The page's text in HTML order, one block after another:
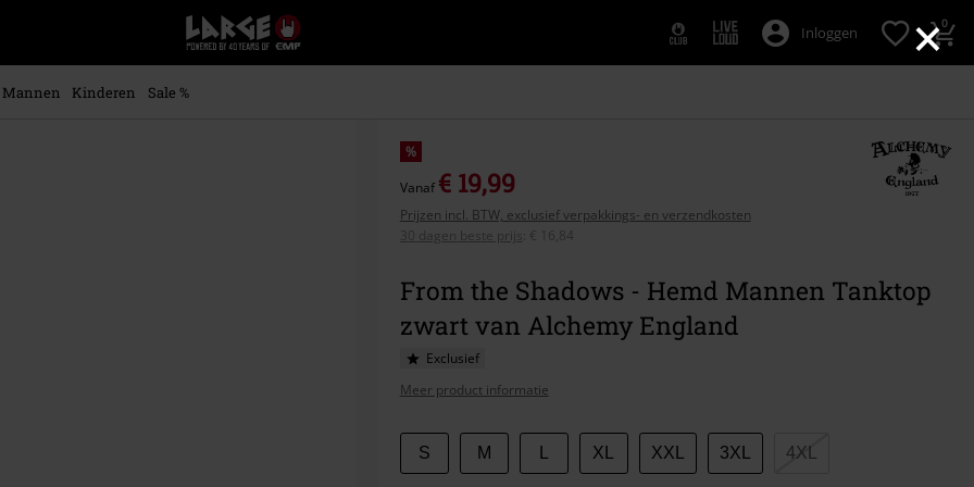
×
Large
–
Muziek-,
Inloggen 0
Mannen Kinderen
Sale %
%
Vanaf€ 19,99
Prijzen incl. BTW, exclusief verpakkings- en verzendkosten
30 dagen beste prijs
€ 16,84
From the Shadows - Hemd Mannen Tanktop
zwart van Alchemy England
Exclusief
Meer product informatie
Kies
je
S M XL XXL 3XL 4XL